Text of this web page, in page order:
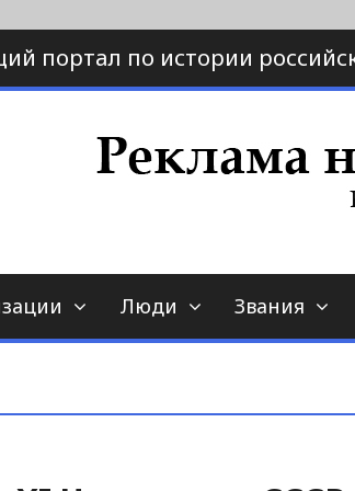
портал по истории
страна.ру
по истории спорта
Люди Звания